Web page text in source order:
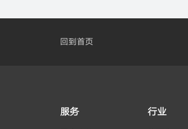
回到首页
服务 行业